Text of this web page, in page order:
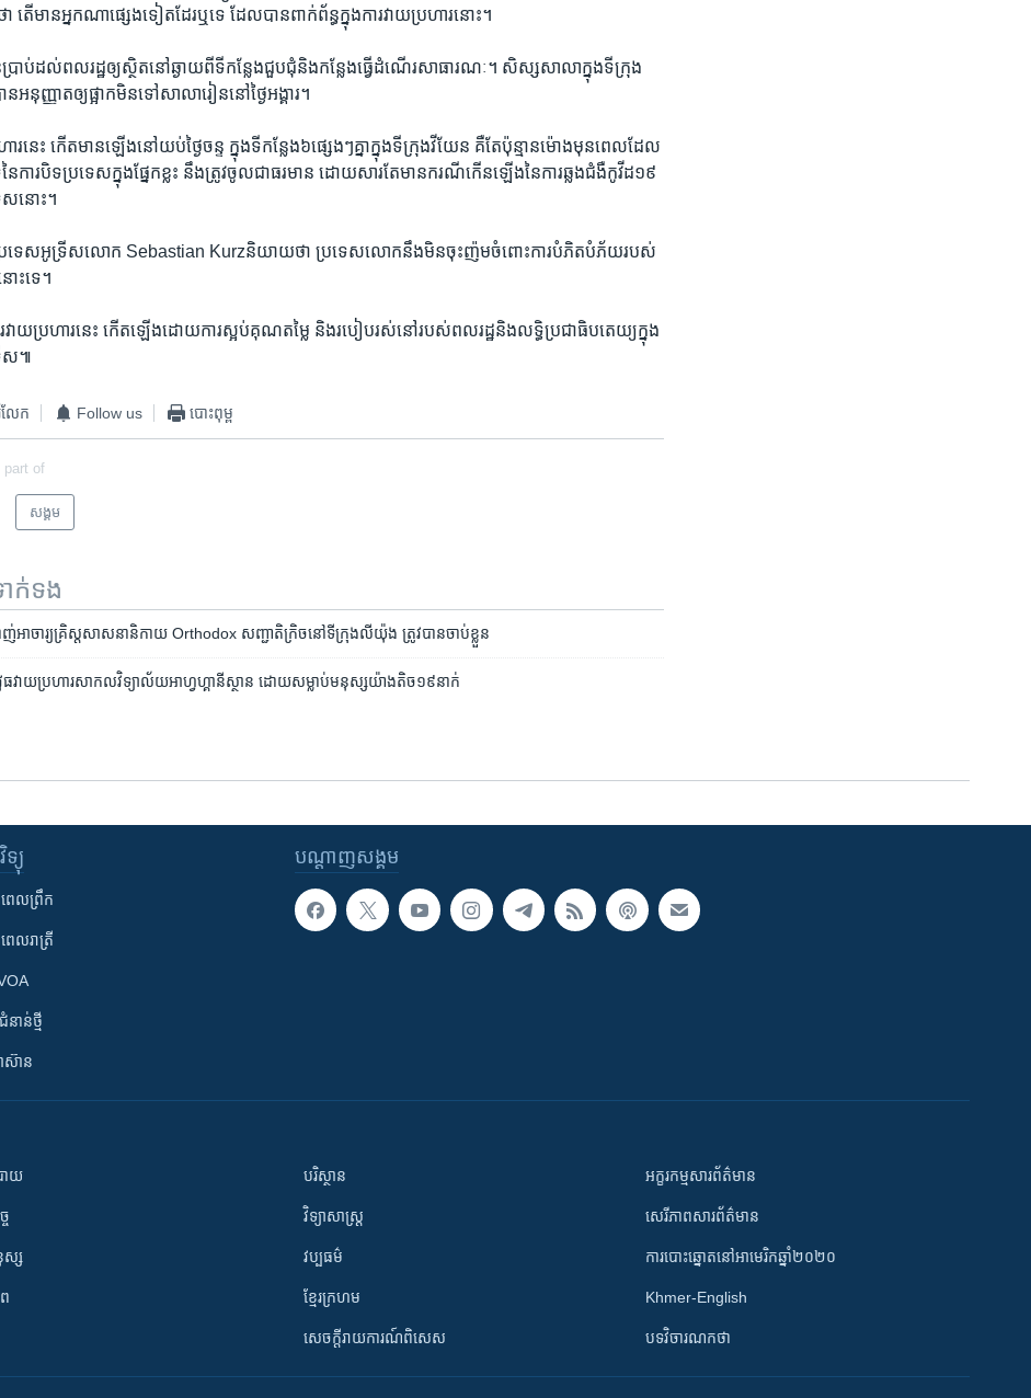
ា ​តើ​មាន​អ្នក​ណា​ផ្សេង​ទៀត​ដែរ​ឬទេ​ ដែលបាន​ពាក់​ព័ន្ធ​ក្នុង​ការ​វាយ​ប្រហារ​នោះ។​
នប្រាប់​ដល់​ពលរដ្ឋឲ្យ​ស្ថិត​នៅ​ឆ្ងាយ​ពី​ទីកន្លែងជួបជុំ​និង​កន្លែង​ធ្វើ​ដំណើរ​សាធារណៈ។ សិស្សសាលា​ក្នុង​ទីក្រុង​
ន​អនុញ្ញាត​ឲ្យផ្អាក​មិន​ទៅ​សាលារៀននៅ​ថ្ងៃ​អង្គារ។
ារ​នេះ កើត​មាន​ឡើងនៅយប់​ថ្ងៃ​ចន្ទ​ ក្នុង​ទី​ក​ន្លែង​៦​ផ្សេងៗ​គ្នា​ក្នុង​ទី​ក្រុង​វីយែន​ គឺតែ​ប៉ុន្មាន​ម៉ោង​មុន​ពេល​ដែល
នៃ​ការ​បិទ​ប្រទេសក្នុង​ផ្នែក​ខ្លះ​ នឹង​ត្រូវ​ចូលជា​ធរមាន​ ដោយ​សារ​តែមាន​ករណី​កើន​ឡើងនៃ​ការ​ឆ្លង​ជំងឺ​កូវីដ​១៩​
សនោះ។​
រទេស​អូទ្រីស​លោក​ Sebastian Kurzនិយាយ​ថា​ ប្រទេស​លោកនឹង​មិន​ចុះ​ញ៉ម​ចំពោះ​ការបំភិត​បំភ័យ​របស់​
ោះ​ទេ។
វាយ​ប្រហារ​នេះ​ កើត​ឡើង​ដោយ​ការស្អប់គុណតម្លៃ​ និង​របៀប​រស់​នៅ​របស់​ពលរដ្ឋ​និង​លទ្ធិប្រជាធិបតេយ្យក្នុង​
ស៕
លែក Follow us បោះពុម្ព
part of
សង្គម
ាក់ទង
ាចារ្យ​គ្រិស្ត​សាសនា​និកាយ Orthodox សញ្ជាតិ​ក្រិច​នៅ​ទីក្រុង​លីយ៉ុង ត្រូវ​បាន​ចាប់​ខ្លួន
ធ​វាយ​ប្រហារ​សាកលវិទ្យាល័យ​​​អាហ្វហ្គានីស្ថាន​ ដោយ​សម្លាប់​​មនុស្ស​យ៉ាង​តិច​១៩​នាក់
បណ្តាញ​សង្គម
ទ្យុ
េល​ព្រឹក
េល​រាត្រី
ាន់​ថ្មី
ស៊ាន
ាយ
ស្ស
បរិស្ថាន
វិទ្យាសាស្រ្ត
វប្បធម៌
ខ្មែរក្រហម
សេចក្តីរាយការណ៍ពិសេស
អក្ខរកម្មសារព័ត៌មាន
សេរីភាពសារព័ត៌មាន
ការបោះឆ្នោតនៅអាមេរិកឆ្នាំ២០២០
Khmer-English
បទវិចារណកថា